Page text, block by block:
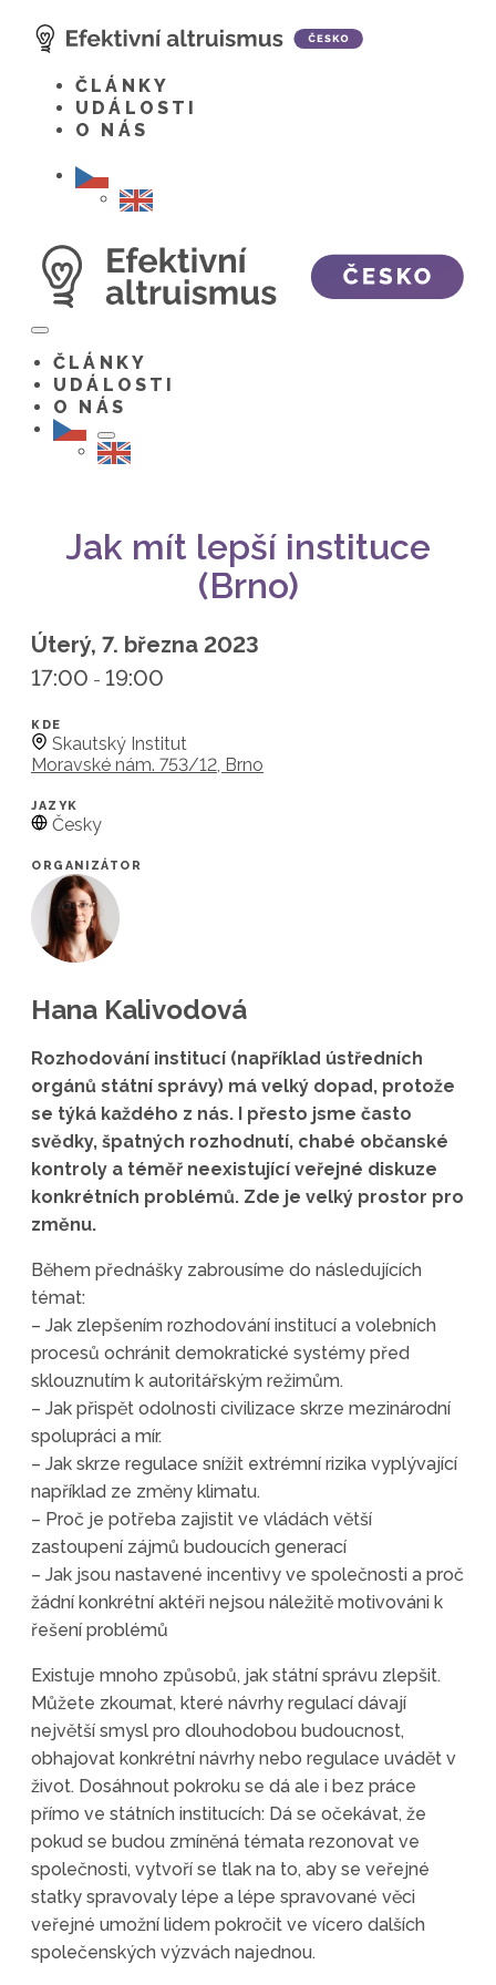
content
ČLÁNKY
UDÁLOSTI
O NÁS
Menu
Toggle
ČLÁNKY
UDÁLOSTI
O NÁS
Menu
Toggle
Jak mít lepší instituce
(Brno)
Úterý, 7. března 2023
17:00 - 19:00
KDE
Skautský Institut
Moravské nám. 753/12, Brno
JAZYK
Česky
ORGANIZÁTOR
Hana Kalivodová
Rozhodování institucí (například ústředních
orgánů státní správy) má velký dopad, protože
se týká každého z nás. I přesto jsme často
svědky, špatných rozhodnutí, chabé občanské
kontroly a téměř neexistující veřejné diskuze
konkrétních problémů. Zde je velký prostor pro
změnu.
Během přednášky zabrousíme do následujících
témat:
– Jak zlepšením rozhodování institucí a volebních
procesů ochránit demokratické systémy před
sklouznutím k autoritářským režimům.
– Jak přispět odolnosti civilizace skrze mezinárodní
spolupráci a mír.
– Jak skrze regulace snížit extrémní rizika vyplývající
například ze změny klimatu.
– Proč je potřeba zajistit ve vládách větší
zastoupení zájmů budoucích generací
– Jak jsou nastavené incentivy ve společnosti a proč
žádní konkrétní aktéři nejsou náležitě motivováni k
řešení problémů
Existuje mnoho způsobů, jak státní správu zlepšit.
Můžete zkoumat, které návrhy regulací dávají
největší smysl pro dlouhodobou budoucnost,
obhajovat konkrétní návrhy nebo regulace uvádět v
život. Dosáhnout pokroku se dá ale i bez práce
přímo ve státních institucích: Dá se očekávat, že
pokud se budou zmíněná témata rezonovat ve
společnosti, vytvoří se tlak na to, aby se veřejné
statky spravovaly lépe a lépe spravované věci
veřejné umožní lidem pokročit ve vícero dalších
společenských výzvách najednou.